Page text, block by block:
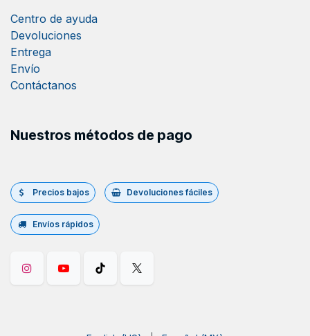
Centro de ayuda
Devoluciones
Entrega
Envío
Contáctanos
Nuestros métodos de pago
Precios bajos Devoluciones fáciles
Envíos rápidos